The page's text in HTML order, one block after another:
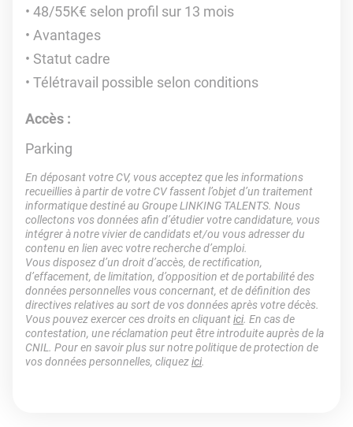
48/55K€ selon profil sur 13 mois
Avantages
Statut cadre
Télétravail possible selon conditions
Accès :
Parking
En déposant votre CV, vous acceptez que les informations
recueillies à partir de votre CV fassent l’objet d’un traitement
informatique destiné au Groupe LINKING TALENTS. Nous
collectons vos données afin d’étudier votre candidature, vous
intégrer à notre vivier de candidats et/ou vous adresser du
contenu en lien avec votre recherche d’emploi.
Vous disposez d’un droit d’accès, de rectification,
d’effacement, de limitation, d’opposition et de portabilité des
données personnelles vous concernant, et de définition des
directives relatives au sort de vos données après votre décès.
Vous pouvez exercer ces droits en cliquantici. En cas de
contestation, une réclamation peut être introduite auprès de la
CNIL. Pour en savoir plus sur notre politique de protection de
vos données personnelles, cliquezici.